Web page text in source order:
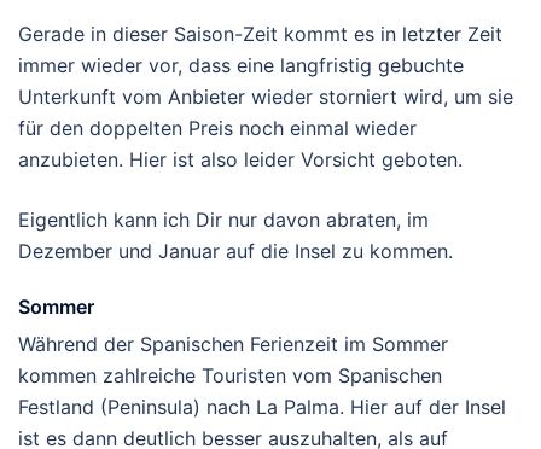
Gerade in dieser Saison-Zeit kommt es in letzter Zeit
immer wieder vor, dass eine langfristig gebuchte
Unterkunft vom Anbieter wieder storniert wird, um sie
für den doppelten Preis noch einmal wieder
anzubieten. Hier ist also leider Vorsicht geboten.
Eigentlich kann ich Dir nur davon abraten, im
Dezember und Januar auf die Insel zu kommen.
Sommer
Während der Spanischen Ferienzeit im Sommer
kommen zahlreiche Touristen vom Spanischen
Festland (Peninsula) nach La Palma. Hier auf der Insel
ist es dann deutlich besser auszuhalten, als auf